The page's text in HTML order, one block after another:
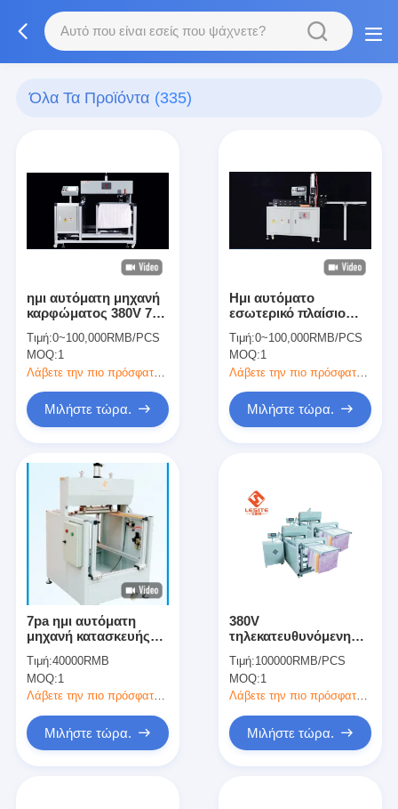
Όλα Τα Προϊόντα (335)
ημι αυτόματη μηχανή
καρφώματος 380V 7Pa
Τιμή:0~100,000RMB/PCS
MOQ:1
Λάβετε την πιο πρόσφατη τιμή
Μιλήστε τώρα.
Ημι αυτόματο
εσωτερικό πλαίσιο
διαμορφώνει τη
μηχανή 220V
Τιμή:0~100,000RMB/PCS
MOQ:1
Μιλήστε τώρα.
7pa ημι αυτόματη
μηχανή κατασκευής
διακοσμητικές
λουρίδες
Τιμή:40000RMB
MOQ:1
Λάβετε την πιο πρόσφατη τιμή
Μιλήστε τώρα.
380V
τηλεκατευθυνόμενη
πιέζοντας μηχανή για
την κατασκευή
φίλτρων Hepa
Τιμή:100000RMB/PCS
MOQ:1
Μιλήστε τώρα.